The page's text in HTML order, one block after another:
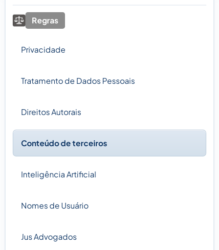
Regras
Privacidade
Tratamento de Dados Pessoais
Direitos Autorais
Conteúdo de terceiros
Inteligência Artificial
Nomes de Usuário
Jus Advogados